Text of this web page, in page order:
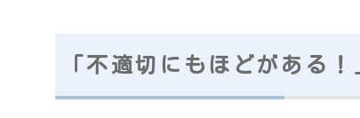
「不適切にもほどがある！